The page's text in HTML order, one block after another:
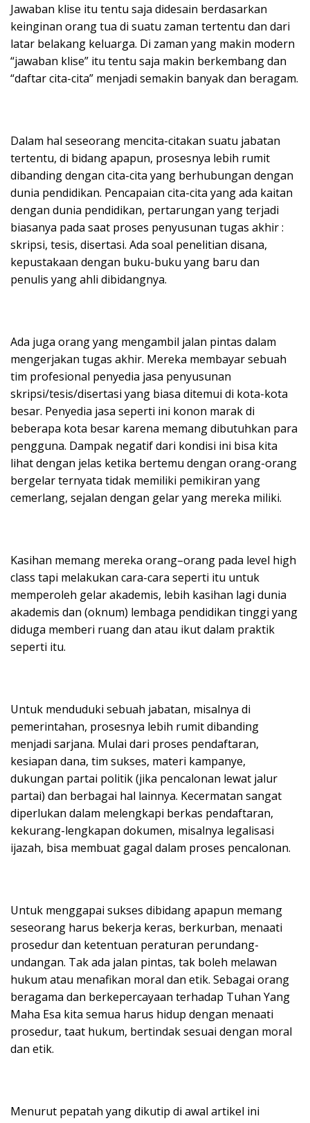
Jawaban klise itu tentu saja didesain berdasarkan
keinginan orang tua di suatu zaman tertentu dan dari
latar belakang keluarga. Di zaman yang makin modern
“jawaban klise” itu tentu saja makin berkembang dan
“daftar cita-cita” menjadi semakin banyak dan beragam.
Dalam hal seseorang mencita-citakan suatu jabatan
tertentu, di bidang apapun, prosesnya lebih rumit
dibanding dengan cita-cita yang berhubungan dengan
dunia pendidikan. Pencapaian cita-cita yang ada kaitan
dengan dunia pendidikan, pertarungan yang terjadi
biasanya pada saat proses penyusunan tugas akhir :
skripsi, tesis, disertasi. Ada soal penelitian disana,
kepustakaan dengan buku-buku yang baru dan
penulis yang ahli dibidangnya.
Ada juga orang yang mengambil jalan pintas dalam
mengerjakan tugas akhir. Mereka membayar sebuah
tim profesional penyedia jasa penyusunan
skripsi/tesis/disertasi yang biasa ditemui di kota-kota
besar. Penyedia jasa seperti ini konon marak di
beberapa kota besar karena memang dibutuhkan para
pengguna. Dampak negatif dari kondisi ini bisa kita
lihat dengan jelas ketika bertemu dengan orang-orang
bergelar ternyata tidak memiliki pemikiran yang
cemerlang, sejalan dengan gelar yang mereka miliki.
Kasihan memang mereka orang–orang pada level high
class tapi melakukan cara-cara seperti itu untuk
memperoleh gelar akademis, lebih kasihan lagi dunia
akademis dan (oknum) lembaga pendidikan tinggi yang
diduga memberi ruang dan atau ikut dalam praktik
seperti itu.
Untuk menduduki sebuah jabatan, misalnya di
pemerintahan, prosesnya lebih rumit dibanding
menjadi sarjana. Mulai dari proses pendaftaran,
kesiapan dana, tim sukses, materi kampanye,
dukungan partai politik (jika pencalonan lewat jalur
partai) dan berbagai hal lainnya. Kecermatan sangat
diperlukan dalam melengkapi berkas pendaftaran,
kekurang-lengkapan dokumen, misalnya legalisasi
ijazah, bisa membuat gagal dalam proses pencalonan.
Untuk menggapai sukses dibidang apapun memang
seseorang harus bekerja keras, berkurban, menaati
prosedur dan ketentuan peraturan perundang-
undangan. Tak ada jalan pintas, tak boleh melawan
hukum atau menafikan moral dan etik. Sebagai orang
beragama dan berkepercayaan terhadap Tuhan Yang
Maha Esa kita semua harus hidup dengan menaati
prosedur, taat hukum, bertindak sesuai dengan moral
dan etik.
Menurut pepatah yang dikutip di awal artikel ini